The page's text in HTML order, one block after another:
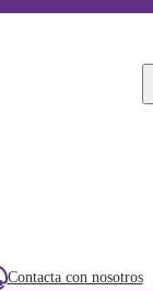
Contacta con nosotros